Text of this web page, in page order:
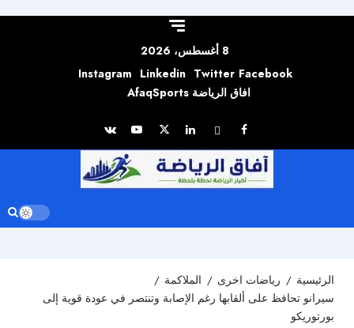
8 أغسطس، 2026
Facebook
Twitter
Linkedin
Instagram
افاق الرياضة AfaqSports
الرئيسية رياضات اخرى
الملاكمة
سيرانو تحافظ على ألقابها رغم الإصابة وتنتصر في عودة قوية إلى
بورتوريكو